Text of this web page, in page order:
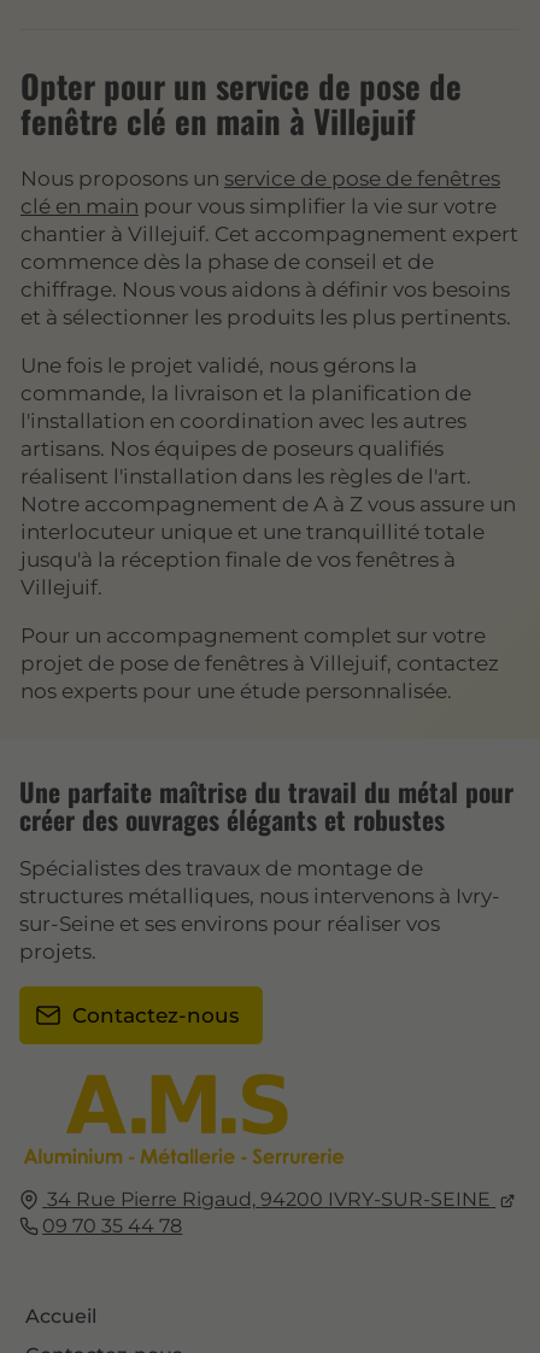
Opter pour un service de pose de
fenêtre clé en main à Villejuif
Nous proposons un service de pose de fenêtres
clé en main pour vous simplifier la vie sur votre
chantier à Villejuif. Cet accompagnement expert
commence dès la phase de conseil et de
chiffrage. Nous vous aidons à définir vos besoins
et à sélectionner les produits les plus pertinents.
Une fois le projet validé, nous gérons la
commande, la livraison et la planification de
l'installation en coordination avec les autres
artisans. Nos équipes de poseurs qualifiés
réalisent l'installation dans les règles de l'art.
Notre accompagnement de A à Z vous assure un
interlocuteur unique et une tranquillité totale
jusqu'à la réception finale de vos fenêtres à
Villejuif.
Pour un accompagnement complet sur votre
projet de pose de fenêtres à Villejuif, contactez
nos experts pour une étude personnalisée.
34 Rue Pierre Rigaud, 94200 IVRY-SUR-SEINE
09 70 35 44 78
Accueil
Une parfaite maîtrise du travail du métal pour
créer des ouvrages élégants et robustes
Spécialistes des travaux de montage de
structures métalliques, nous intervenons à Ivry-
sur-Seine et ses environs pour réaliser vos
projets.
Contactez-nous